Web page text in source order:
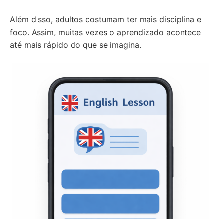
Além disso, adultos costumam ter mais disciplina e
foco. Assim, muitas vezes o aprendizado acontece
até mais rápido do que se imagina.